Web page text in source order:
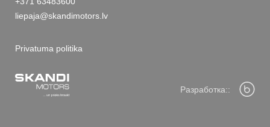
liepaja@skandimotors.lv
Privatuma politika
Разработка::